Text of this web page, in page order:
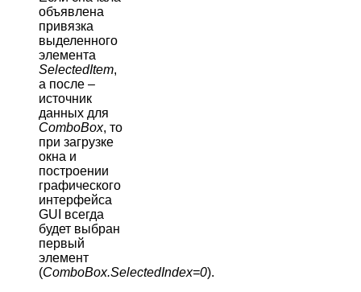
объявлена
привязка
выделенного
элемента
SelectedItem,
а после –
источник
данных для
ComboBox, то
при загрузке
окна и
построении
графического
интерфейса
GUI всегда
будет выбран
первый
элемент
(ComboBox.SelectedIndex=0).